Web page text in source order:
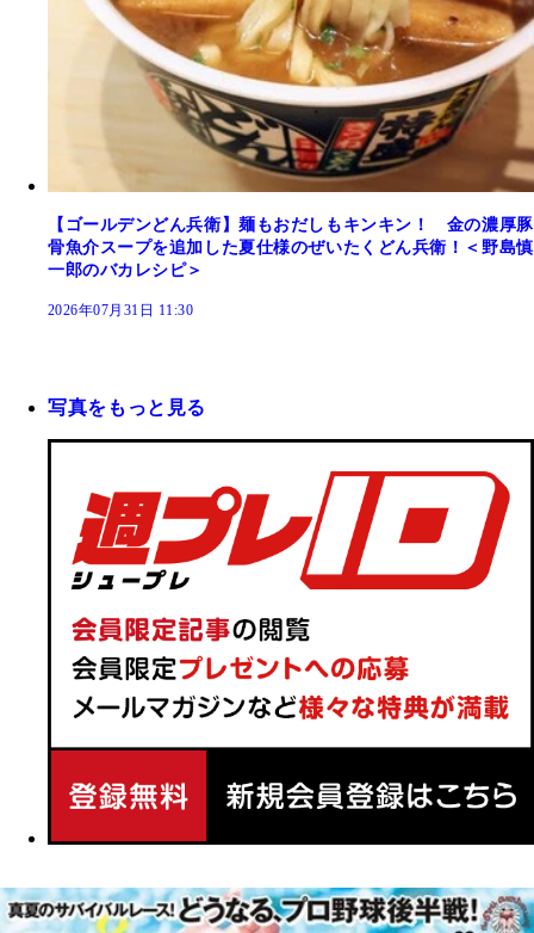
【ゴールデンどん兵衛】麺もおだしもキンキン！ 金の濃厚豚
骨魚介スープを追加した夏仕様のぜいたくどん兵衛！＜野島慎
一郎のバカレシピ＞
2026年07月31日 11:30
写真をもっと見る